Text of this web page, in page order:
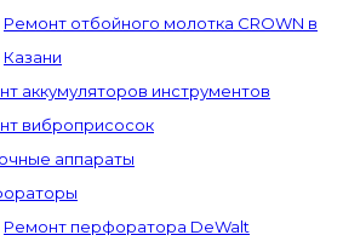
Ремонт отбойного молотка CROWN в
Казани
аккумуляторов инструментов
виброприсосок
аппараты
Ремонт перфоратора DeWalt